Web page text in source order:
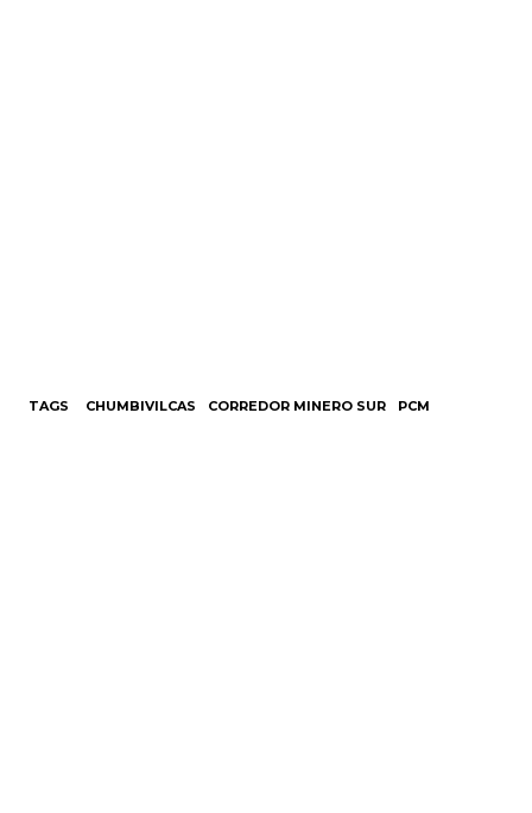
TAGS CHUMBIVILCAS CORREDOR MINERO SUR PCM